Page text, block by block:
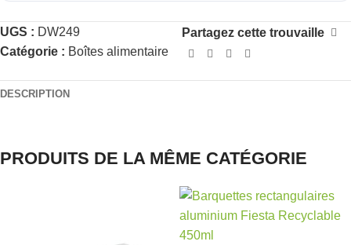
UGS : DW249
Catégorie : Boîtes alimentaire
Partagez cette trouvaille
DESCRIPTION
PRODUITS DE LA MÊME CATÉGORIE